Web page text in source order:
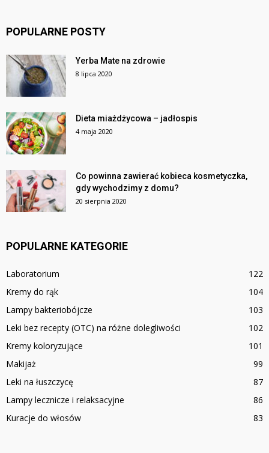
POPULARNE POSTY
Yerba Mate na zdrowie
8 lipca 2020
Dieta miażdżycowa – jadłospis
4 maja 2020
Co powinna zawierać kobieca kosmetyczka,
gdy wychodzimy z domu?
20 sierpnia 2020
POPULARNE KATEGORIE
Laboratorium
122
Kremy do rąk
104
Lampy bakteriobójcze
103
Leki bez recepty (OTC) na różne dolegliwości
102
Kremy koloryzujące
101
Makijaż
99
Leki na łuszczycę
87
Lampy lecznicze i relaksacyjne
86
Kuracje do włosów
83